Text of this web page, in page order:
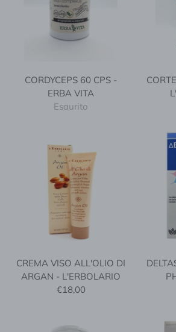
CORDYCEPS 60 CPS -
ERBA VITA
Esaurito
CREMA VISO ALL'OLIO DI
ARGAN - L'ERBOLARIO
€18,00